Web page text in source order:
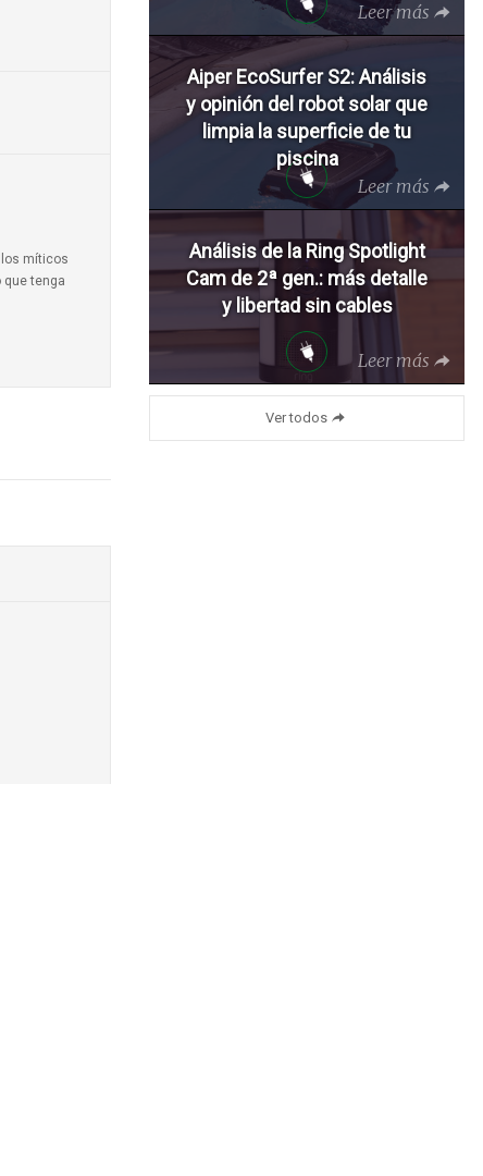
los míticos
que tenga
Leer más
Aiper EcoSurfer S2: Análisis
y opinión del robot solar que
limpia la superficie de tu
piscina
Leer más
Análisis de la Ring Spotlight
Cam de 2ª gen.: más detalle
y libertad sin cables
Leer más
Ver todos